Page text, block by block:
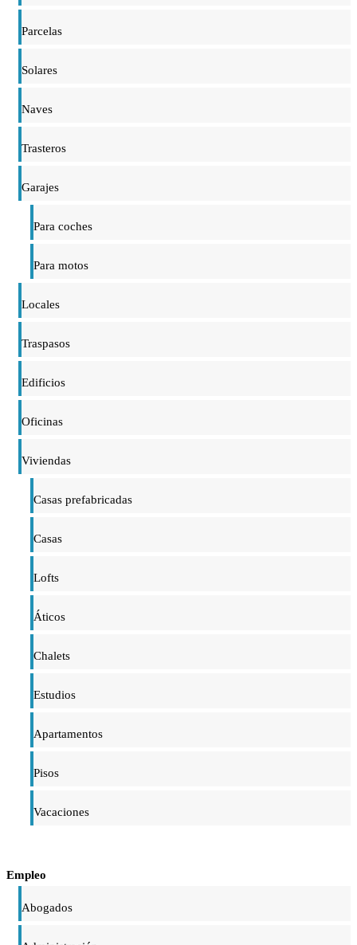
Parcelas
Solares
Naves
Trasteros
Garajes
Para coches
Para motos
Locales
Traspasos
Edificios
Oficinas
Viviendas
Casas prefabricadas
Casas
Lofts
Áticos
Chalets
Estudios
Apartamentos
Pisos
Vacaciones
Empleo
Abogados